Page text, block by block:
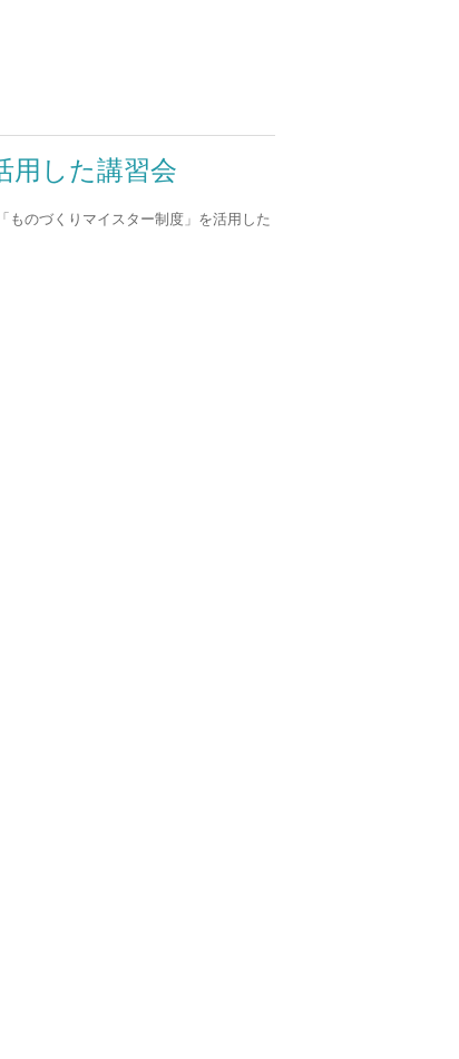
用した講習会
ものづくりマイスター制度」を活用した